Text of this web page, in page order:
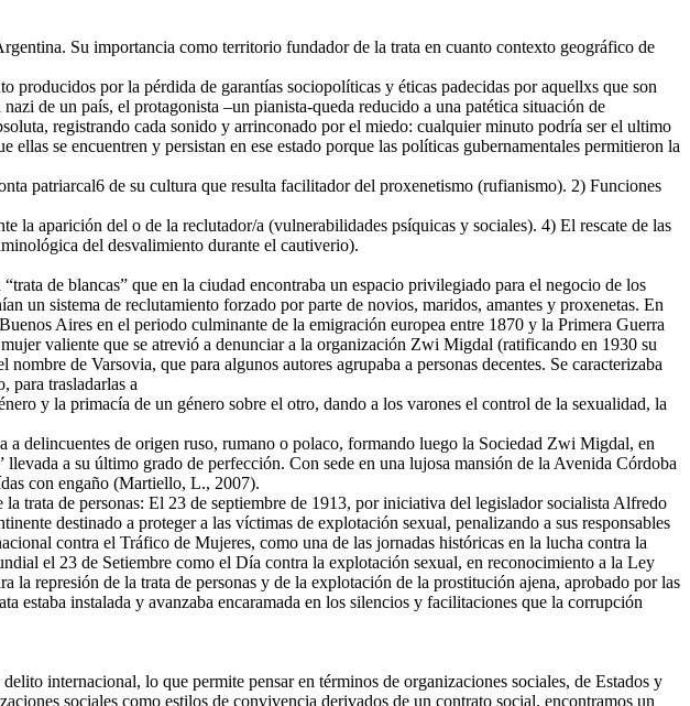
Su importancia como territorio fundador de la trata en cuanto contexto geográfico de
producidos por la pérdida de garantías sociopolíticas y éticas padecidas por aquellxs que son
de un país, el protagonista –un pianista-queda reducido a una patética situación de
registrando cada sonido y arrinconado por el miedo: cualquier minuto podría ser el ultimo
se encuentren y persistan en ese estado porque las políticas gubernamentales permitieron la
patriarcal6 de su cultura que resulta facilitador del proxenetismo (rufianismo). 2) Funciones
la aparición del o de la reclutador/a (vulnerabilidades psíquicas y sociales). 4) El rescate de las
del desvalimiento durante el cautiverio).
de blancas” que en la ciudad encontraba un espacio privilegiado para el negocio de los
un sistema de reclutamiento forzado por parte de novios, maridos, amantes y proxenetas. En
Aires en el periodo culminante de la emigración europea entre 1870 y la Primera Guerra
valiente que se atrevió a denunciar a la organización Zwi Migdal (ratificando en 1930 su
de Varsovia, que para algunos autores agrupaba a personas decentes. Se caracterizaba
para trasladarlas a
y la primacía de un género sobre el otro, dando a los varones el control de la sexualidad, la
delincuentes de origen ruso, rumano o polaco, formando luego la Sociedad Zwi Migdal, en
a su último grado de perfección. Con sede en una lujosa mansión de la Avenida Córdoba
con engaño (Martiello, L., 2007).
trata de personas: El 23 de septiembre de 1913, por iniciativa del legislador socialista Alfredo
destinado a proteger a las víctimas de explotación sexual, penalizando a sus responsables
contra el Tráfico de Mujeres, como una de las jornadas históricas en la lucha contra la
el 23 de Setiembre como el Día contra la explotación sexual, en reconocimiento a la Ley
represión de la trata de personas y de la explotación de la prostitución ajena, aprobado por las
estaba instalada y avanzaba encaramada en los silencios y facilitaciones que la corrupción
internacional, lo que permite pensar en términos de organizaciones sociales, de Estados y
sociales como estilos de convivencia derivados de un contrato social, encontramos un